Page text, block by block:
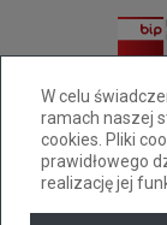
W celu
ramach naszej
cookies. Pliki
prawidłowego
realizację jej
33